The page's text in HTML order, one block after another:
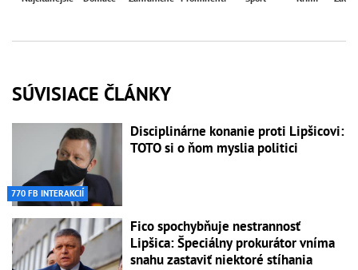
SÚVISIACE ČLÁNKY
770 FB INTERAKCIÍ
Disciplinárne konanie proti Lipšicovi:
TOTO si o ňom myslia politici
Fico spochybňuje nestrannosť
Lipšica: Špeciálny prokurátor vníma
snahu zastaviť niektoré stíhania